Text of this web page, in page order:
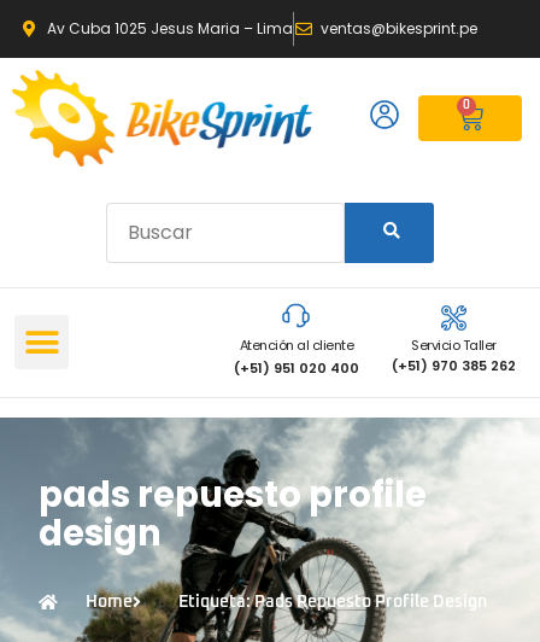
Av Cuba 1025 Jesus Maria – Lima ventas@bikesprint.pe
0
Atención al cliente
(+51) 951 020 400
Servicio Taller
(+51) 970 385 262
pads repuesto profile
design
Home Etiqueta: Pads Repuesto Profile Design